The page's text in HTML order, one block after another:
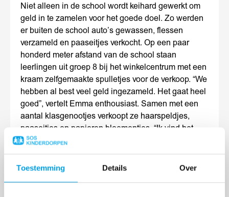
Toestemming Details Over
Niet alleen in de school wordt keihard gewerkt om
geld in te zamelen voor het goede doel. Zo werden
er buiten de school auto’s gewassen, flessen
verzameld en paaseitjes verkocht. Op een paar
honderd meter afstand van de school staan
leerlingen uit groep 8 bij het winkelcentrum met een
kraam zelfgemaakte spulletjes voor de verkoop. “We
hebben al best veel geld ingezameld. Het gaat heel
goed”, vertelt Emma enthousiast. Samen met een
aantal klasgenootjes verkoopt ze haarspeldjes,
paaseitjes en papieren bloementjes. “Ik vind het
heel belangrijk om dit te doen. Samen hebben we
er echt een mooie dag van gemaakt.”